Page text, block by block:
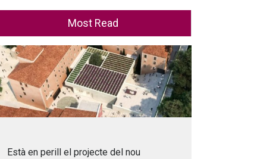
Most Read
Està en perill el projecte del nou